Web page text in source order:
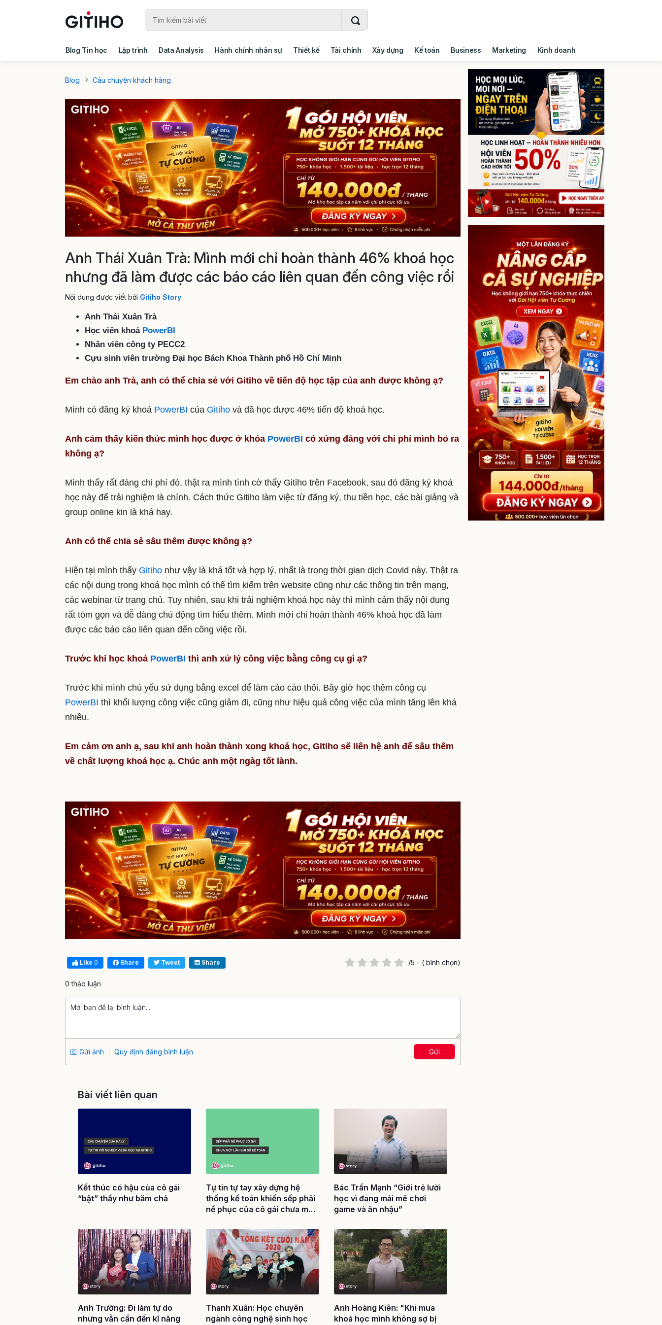
Blog Tin học Lập trình Data Analysis Hành chính nhân sự Thiết kế Tài chính Xây dựng Kế toán Business Marketing Kinh doanh
Blog
Câu chuyện khách hàng
Anh Thái Xuân Trà: Mình mới chỉ hoàn thành 46% khoá học
nhưng đã làm được các báo cáo liên quan đến công việc rồi
Nội dung được viết bởi Gitiho Story
Anh Thái Xuân Trà
Học viên khoá PowerBI
Nhân viên công ty PECC2
Cựu sinh viên trường Đại học Bách Khoa Thành phố Hồ Chí Minh
Em chào anh Trà, anh có thể chia sẻ với Gitiho về tiến độ học tập của anh được không ạ?
Mình có đăng ký khoá PowerBI của Gitiho và đã học được 46% tiến độ khoá học.
Anh cảm thấy kiến thức mình học được ở khóa PowerBI có xứng đáng với chi phí mình bỏ ra
không ạ?
Mình thấy rất đáng chi phí đó, thật ra mình tình cờ thấy Gitiho trên Facebook, sau đó đăng ký khoá
học này để trải nghiệm là chính. Cách thức Gitiho làm việc từ đăng ký, thu tiền học, các bài giảng và
group online kin là khá hay.
Anh có thể chia sẻ sâu thêm được không ạ?
Hiện tại mình thấy Gitiho như vậy là khá tốt và hợp lý, nhất là trong thời gian dịch Covid này. Thật ra
các nội dung trong khoá học mình có thể tìm kiếm trên website cũng như các thông tin trên mạng,
các webinar từ trang chủ. Tuy nhiên, sau khi trải nghiệm khoá học này thì mình cảm thấy nội dung
rất tóm gọn và dễ dàng chủ động tìm hiểu thêm. Mình mới chỉ hoàn thành 46% khoá học đã làm
được các báo cáo liên quan đến công việc rồi.
Trước khi học khoá PowerBI thì anh xử lý công việc bằng công cụ gì ạ?
Trước khi mình chủ yếu sử dụng bằng excel để làm cáo cáo thôi. Bây giờ học thêm công cụ
PowerBI thì khối lượng công việc cũng giảm đi, cũng như hiệu quả công việc của mình tăng lên khá
nhiều.
Em cảm ơn anh ạ, sau khi anh hoàn thành xong khoá học, Gitiho sẽ liên hệ anh để sâu thêm
về chất lượng khoá học ạ. Chúc anh một ngàg tốt lành.
Like 0 Share Tweet Share /5 - ( bình chọn)
0 thảo luận
Gửi ảnh Quy định đăng bình luận Gửi
Bài viết liên quan
Kết thúc có hậu của cô gái
“bật” thầy như băm chả
Tự tin tự tay xây dựng hệ
thống kế toán khiến sếp phải
nể phục của cô gái chưa một
Bác Trần Mạnh “Giới trẻ lười
học vì đang mải mê chơi
game và ăn nhậu”
Anh Trường: Đi làm tự do
nhưng vẫn cần đến kĩ năng
Thanh Xuân: Học chuyên
ngành công nghệ sinh học
Anh Hoàng Kiên: "Khi mua
khoá học mình không sợ bị